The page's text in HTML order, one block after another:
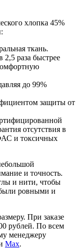
хлопка 45%
ткань.
2,5 раза быстрее
до 99%
защиты от
отсутствия в
и токсичных
и точность.
и нити, чтобы
ровными и
При заказе
рублей. По всем
менеджеру
Max.